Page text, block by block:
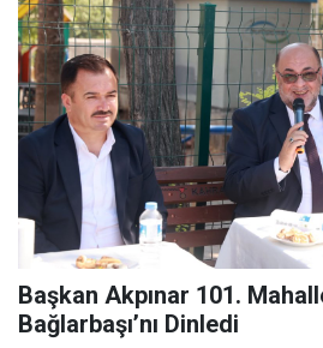
Başkan Akpınar 101.
Bağlarbaşı’nı Dinledi